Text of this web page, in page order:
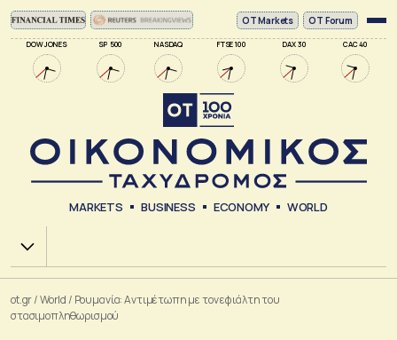
DOW JONES SP 500 NASDAQ FTSE 100 DAX 30 CAC 40
ΟΤ Markets OT Forum
MARKETS BUSINESS ECONOMY WORLD
Χ.Α.
ot.gr/World / Ρουμανία: Αντιμέτωπη με τον εφιάλτη του
στασιμοπληθωρισμού